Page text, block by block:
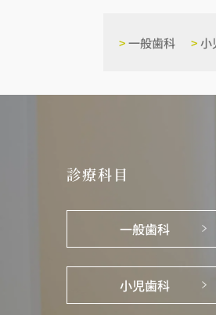
>一般歯科 > 小
診療科目
一般歯科
小児歯科